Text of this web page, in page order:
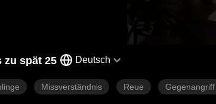
zu spät 25 Deutsch
Missverständnis Reue Gegenangriff